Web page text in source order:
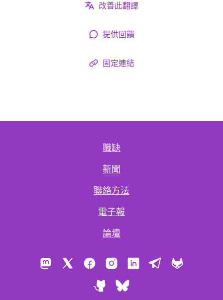
改善此翻譯
提供回饋
固定連結
職缺
新聞
聯絡方法
電子報
論壇
Mastodon FacebookInstagramLinkedInTelegram
GitHubBluesky